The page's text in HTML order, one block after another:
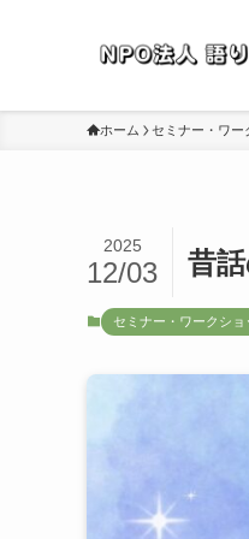
ホーム セミナー・ワー
昔
2025
12/03
セミナー・ワークショ